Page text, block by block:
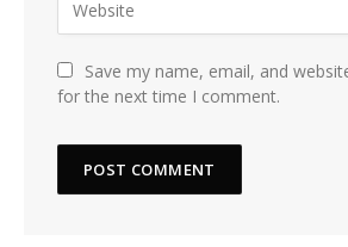
Save my name, email, and
for the next time I comment.